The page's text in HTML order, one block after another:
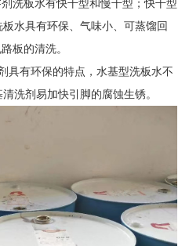
洗板水有快干型和慢干型；快干型
水具有环保、气味小、可蒸馏回
板的清洗。
具有环保的特点，水基型洗板水不
洗剂易加快引脚的腐蚀生锈。